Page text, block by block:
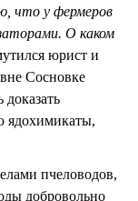
что у фермеров
О каком
юрист и
Сосновке
доказать
ядохимикаты,
пчеловодов,
добровольно